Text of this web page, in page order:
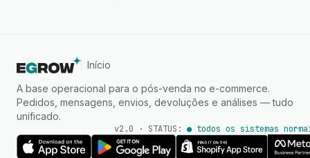
Início
A base operacional para o pós-venda no e-commerce.
Pedidos, mensagens, envios, devoluções e análises — tudo
unificado.
v2.0 · STATUS: ● todos os sistemas